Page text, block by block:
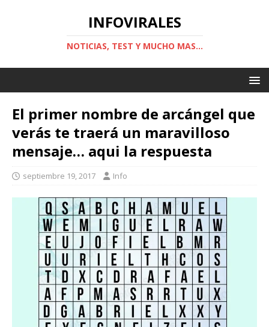
INFOVIRALES
NOTICIAS, TEST Y MUCHO MAS...
El primer nombre de arcángel que
verás te traerá un maravilloso
mensaje… aqui la respuesta
septiembre 19, 2017 Info